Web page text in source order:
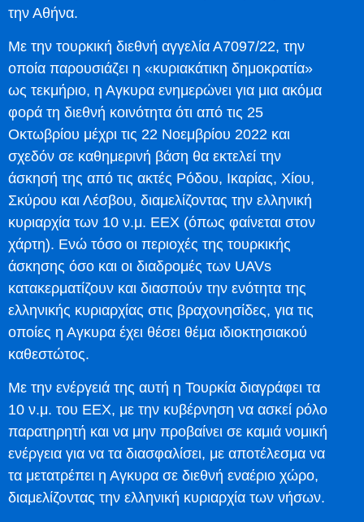
την Αθήνα.
Με την τουρκική διεθνή αγγελία Α7097/22, την
οποία παρουσιάζει η «κυριακάτικη δημοκρατία»
ως τεκμήριο, η Αγκυρα ενημερώνει για μια ακόμα
φορά τη διεθνή κοινότητα ότι από τις 25
Οκτωβρίου μέχρι τις 22 Νοεμβρίου 2022 και
σχεδόν σε καθημερινή βάση θα εκτελεί την
άσκησή της από τις ακτές Ρόδου, Ικαρίας, Χίου,
Σκύρου και Λέσβου, διαμελίζοντας την ελληνική
κυριαρχία των 10 ν.μ. ΕΕΧ (όπως φαίνεται στον
χάρτη). Ενώ τόσο οι περιοχές της τουρκικής
άσκησης όσο και οι διαδρομές των UAVs
κατακερματίζουν και διασπούν την ενότητα της
ελληνικής κυριαρχίας στις βραχονησίδες, για τις
οποίες η Αγκυρα έχει θέσει θέμα ιδιοκτησιακού
καθεστώτος.
Με την ενέργειά της αυτή η Τουρκία διαγράφει τα
10 ν.μ. του ΕΕΧ, με την κυβέρνηση να ασκεί ρόλο
παρατηρητή και να μην προβαίνει σε καμιά νομική
ενέργεια για να τα διασφαλίσει, με αποτέλεσμα να
τα μετατρέπει η Αγκυρα σε διεθνή εναέριο χώρο,
διαμελίζοντας την ελληνική κυριαρχία των νήσων.